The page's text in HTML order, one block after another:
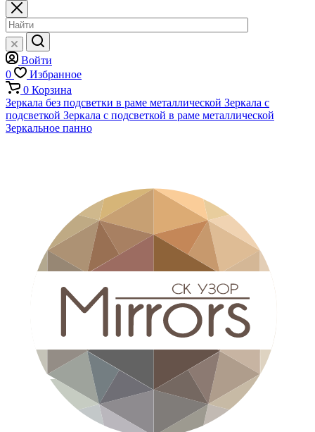
Войти
0
Избранное
0 Корзина
Зеркала без подсветки в раме металлической Зеркала с
подсветкой Зеркала с подсветкой в раме металлической
Зеркальное панно